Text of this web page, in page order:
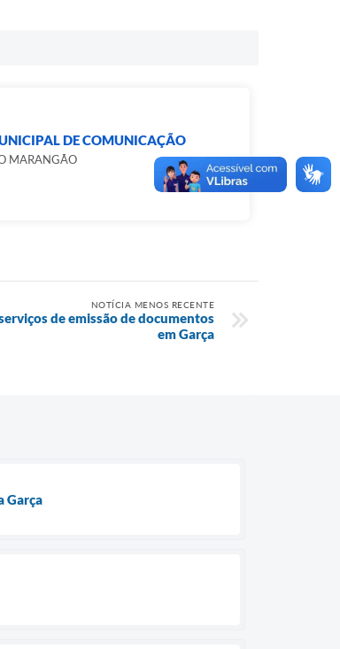
DE COMUNICAÇÃO
MARANGÃO
NOTÍCIA MENOS RECENTE
de emissão de documentos
em Garça
Garça